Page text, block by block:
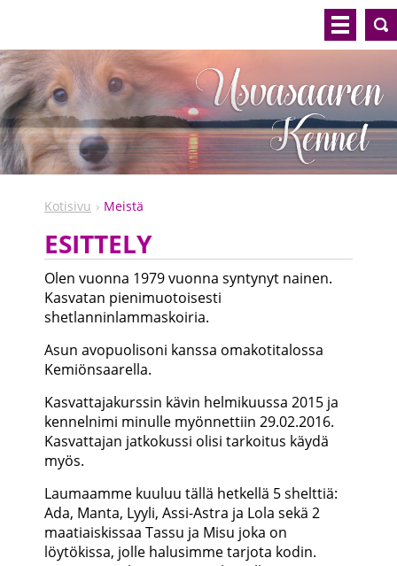
Kotisivu Meistä
ESITTELY
Olen vuonna 1979 vuonna syntynyt nainen.
Kasvatan pienimuotoisesti
shetlanninlammaskoiria.
Asun avopuolisoni kanssa omakotitalossa
Kemiönsaarella.
Kasvattajakurssin kävin helmikuussa 2015 ja
kennelnimi minulle myönnettiin 29.02.2016.
Kasvattajan jatkokussi olisi tarkoitus käydä
myös.
Laumaamme kuuluu tällä hetkellä 5 shelttiä:
Ada, Manta, Lyyli, Assi-Astra ja Lola sekä 2
maatiaiskissaa Tassu ja Misu joka on
löytökissa, jolle halusimme tarjota kodin.